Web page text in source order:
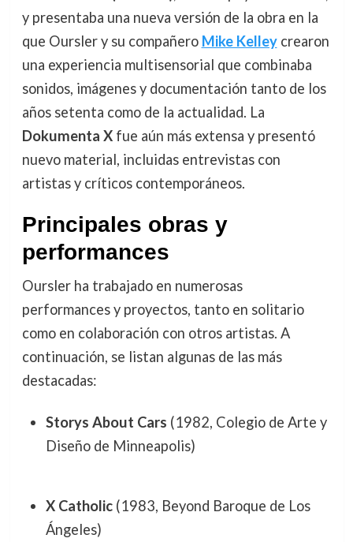
y presentaba una nueva versión de la obra en la
que Oursler y su compañero Mike Kelleycrearon
una experiencia multisensorial que combinaba
sonidos, imágenes y documentación tanto de los
años setenta como de la actualidad. La
Dokumenta Xfue aún más extensa y presentó
nuevo material, incluidas entrevistas con
artistas y críticos contemporáneos.
Principales obras y
performances
Oursler ha trabajado en numerosas
performances y proyectos, tanto en solitario
como en colaboración con otros artistas. A
continuación, se listan algunas de las más
destacadas:
Storys About Cars (1982, Colegio de Arte y
Diseño de Minneapolis)
X Catholic(1983, Beyond Baroque de Los
Ángeles)